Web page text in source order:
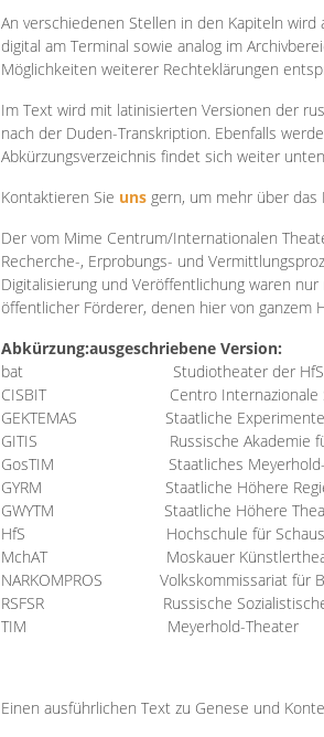
An verschiedenen Stellen in den Kapiteln
digital am Terminal sowie analog im
Möglichkeiten weiterer Rechteklärungen
Im Text wird mit latinisierten Versionen der
nach der Duden-Transkription. Ebenfalls
Abkürzungsverzeichnis findet sich weiter
Kontaktieren Sie uns gern, um mehr über
Der vom Mime Centrum/Internationalen
Recherche-, Erprobungs- und
Digitalisierung und Veröffentlichung waren
öffentlicher Förderer, denen hier von ganzem
Abkürzung:ausgeschriebene Version:
bat
Studiotheater der HfS
CISBIT
Centro Internazionale
GEKTEMAS
Staatliche
GITIS
Russische Akademie
GosTIM
Staatliches
GYRM
Staatliche Höhere
GWYTM
Staatliche Höhere
HfS
Hochschule für
MchAT
Moskauer
NARKOMPROS
Volkskommissariat für
RSFSR
Russische
TIM Meyerhold-Theater
Einen ausführlichen Text zu Genese und